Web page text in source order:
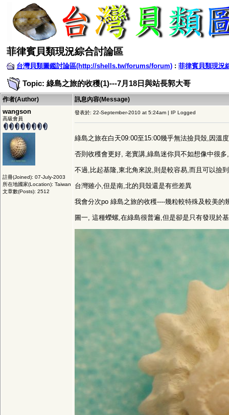
菲律賓貝類現況綜合討論區
台灣貝類圖鑑討論區(http://shells.tw/forums/forum) : 菲律賓貝類現況
Topic: 綠島之旅的收穫(1)---7月18日與站長郭大哥
作者(Author) 訊息內容(Message)
wangson
高級會員
註冊(Joined): 07-July-2003
所在地國家(Location): Taiwan
文章數(Posts): 2512
發表於: 22-September-2010 at 5:24am | IP Logged
綠島之旅在白天09:00至15:00幾乎無法撿貝殼,因溫
否則收穫會更好, 老實講,綠島迷你貝不如想像中很多
不過,比起基隆,東北角來說,則是較容易,而且可以撿
台灣雖小,但是南,北的貝殼還是有些差異
我會分次po 綠島之旅的收穫----幾粒較特殊及較美的
圖一, 這種蠑螺,在綠島很普遍,但是卻是只有發現於